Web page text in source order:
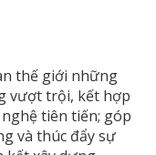
thế giới những
vượt trội, kết hợp
tiên tiến; góp
và thúc đẩy sự